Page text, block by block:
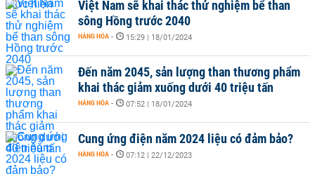
Việt Nam sẽ khai thác thử nghiệm bể than
sông Hồng trước 2040
HÀNG HÓA - 15:29 | 18/01/2024
Đến năm 2045, sản lượng than thương phẩm
khai thác giảm xuống dưới 40 triệu tấn
HÀNG HÓA - 07:52 | 18/01/2024
Cung ứng điện năm 2024 liệu có đảm bảo?
HÀNG HÓA - 07:12 | 22/12/2023